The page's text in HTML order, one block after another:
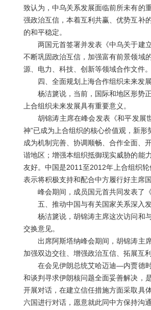
致认为，中乌关系发展面临前所未有的
强政治互信，本着互利共赢、优势互补
的和平稳定。
两国元首签署并发表《中乌关于建立
不断巩固政治互信，加强富有前景领域
源、电力、科技、创新等领域合作文件。
四、全面规划上海合作组织未来发展
杨洁篪说，当前，国际和地区形势正
上合组织未来发展具有重要意义。
胡锦涛主席在峰会发表《和平发展世
神”已成为上合组织的核心价值观，新
成为机制完善、协调顺畅、合作全面、
谐地区；增强本组织抵御现实威胁的能
友好。中国是2011至2012年上合组织
表示将积极支持和配合中方履行好主席
峰会期间，成员国元首共同发表了《
五、推动中国与有关国家关系深入
杨洁篪说，胡锦涛主席这次访问和与
交换意见。
出席阿斯塔纳峰会期间，胡锦涛主席
加强双边交往、增强政治互信、拓展互
在会见伊朗总统艾哈迈迪—内贾德时
和谈判寻求伊朗核问题全面妥善解决，
开展对话，在建立信任措施方面采取具
六国进行对话，愿意就此同中方保持沟通